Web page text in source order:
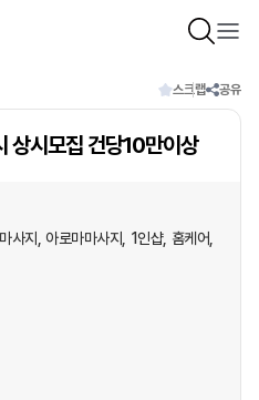
스크랩 공유
상시모집 건당10만이상
사지 아로마마사지 1인샵 홈케어